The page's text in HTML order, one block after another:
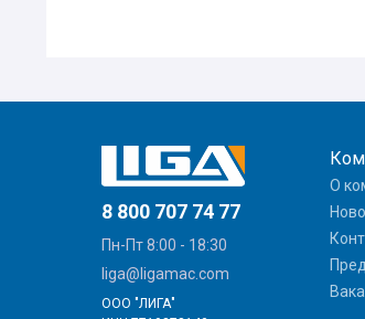
8 800 707 74 77
Пн-Пт 8:00 - 18:30
liga@ligamac.com
ООО "ЛИГА"
О